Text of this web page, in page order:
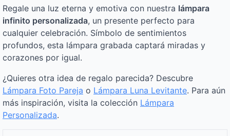
Regale una luz eterna y emotiva con nuestra lámpara
infinito personalizada, un presente perfecto para
cualquier celebración. Símbolo de sentimientos
profundos, esta lámpara grabada captará miradas y
corazones por igual.
¿Quieres otra idea de regalo parecida? Descubre
Lámpara Foto Pareja o Lámpara Luna Levitante. Para aún
más inspiración, visita la colección Lámpara
Personalizada.